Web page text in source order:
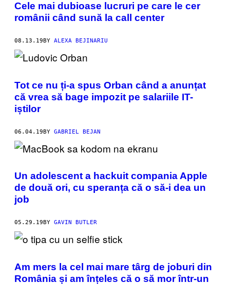
Cele mai dubioase lucruri pe care le cer
românii când sună la call center
08.13.19BY ALEXA BEJINARIU
Tot ce nu ți-a spus Orban când a anunțat
că vrea să bage impozit pe salariile IT-
iștilor
06.04.19BY GABRIEL BEJAN
Un adolescent a hackuit compania Apple
de două ori, cu speranța că o să-i dea un
job
05.29.19 BY GAVIN BUTLER
Am mers la cel mai mare târg de joburi din
România și am înțeles că o să mor într-un